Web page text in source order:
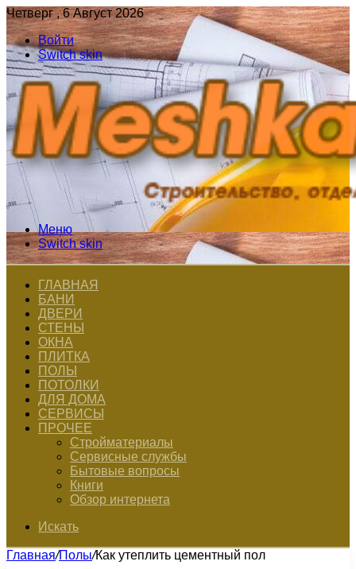
Четверг , 6 Август 2026
Войти
Switch skin
Меню
Switch skin
ГЛАВНАЯ
БАНИ
ДВЕРИ
СТЕНЫ
ОКНА
ПЛИТКА
ПОЛЫ
ПОТОЛКИ
ДЛЯ ДОМА
СЕРВИСЫ
ПРОЧЕЕ
Стройматериалы
Сервисные службы
Бытовые вопросы
Книги
Обзор интернета
Искать
Главная/Полы/Как утеплить цементный пол